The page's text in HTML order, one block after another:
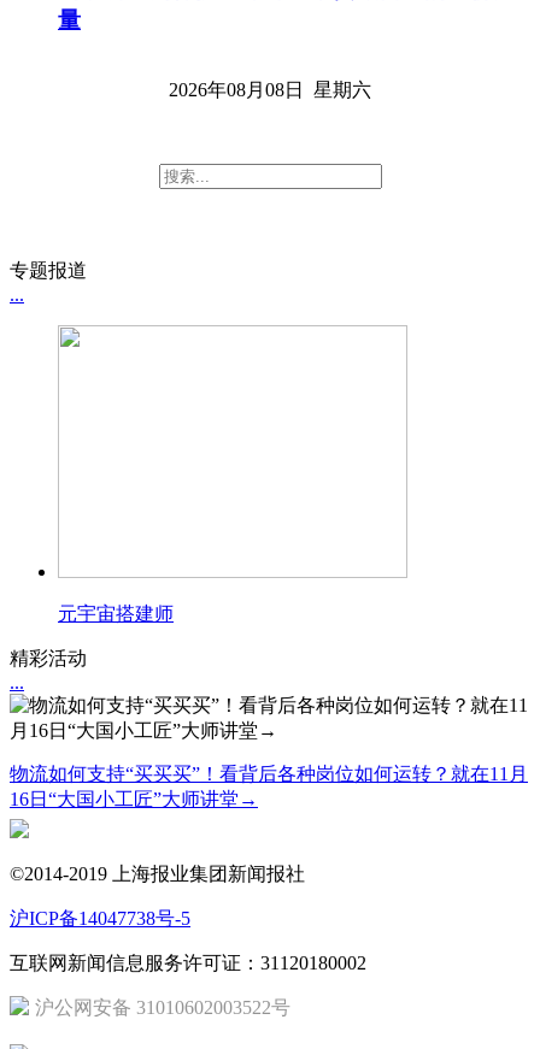
量
2026年08月08日 星期六
专题报道
...
元宇宙搭建师
精彩活动
...
物流如何支持“买买买”！看背后各种岗位如何运转？就在11月
16日“大国小工匠”大师讲堂→
©2014-2019 上海报业集团新闻报社
沪ICP备14047738号-5
互联网新闻信息服务许可证：31120180002
沪公网安备 31010602003522号